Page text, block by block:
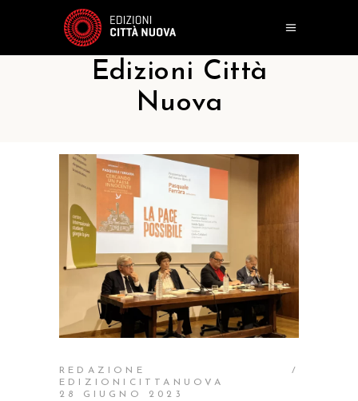
Edizioni Città
Nuova
REDAZIONE
EDIZIONICITTANUOVA
28 GIUGNO 2023